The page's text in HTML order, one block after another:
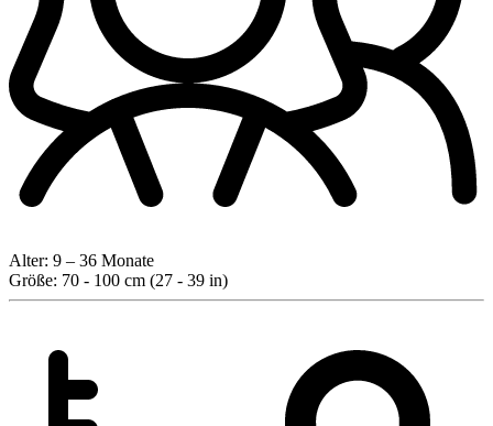
Alter: 9 – 36 Monate
Größe: 70 - 100 cm (27 - 39 in)